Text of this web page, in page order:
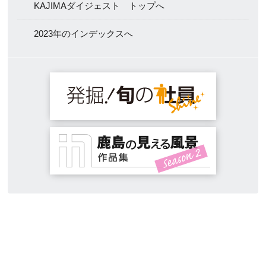
KAJIMAダイジェスト トップへ
2023年のインデックスへ